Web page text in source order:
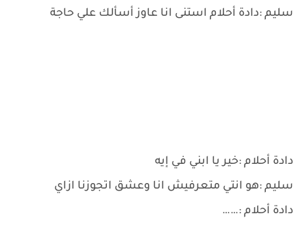
سليم :دادة أحلام استنى انا عاوز أسألك علي حاجة
دادة أحلام :خير يا ابني في إيه
سليم :هو انتي متعرفيش انا وعشق اتجوزنا ازاي
دادة أحلام :……